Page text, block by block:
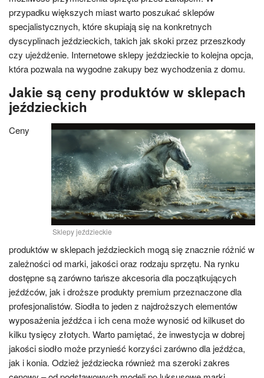
przypadku większych miast warto poszukać sklepów
specjalistycznych, które skupiają się na konkretnych
dyscyplinach jeździeckich, takich jak skoki przez przeszkody
czy ujeżdżenie. Internetowe sklepy jeździeckie to kolejna opcja,
która pozwala na wygodne zakupy bez wychodzenia z domu.
Jakie są ceny produktów w sklepach
jeździeckich
Sklepy jeździeckie
Ceny
produktów w sklepach jeździeckich mogą się znacznie różnić w
zależności od marki, jakości oraz rodzaju sprzętu. Na rynku
dostępne są zarówno tańsze akcesoria dla początkujących
jeźdźców, jak i droższe produkty premium przeznaczone dla
profesjonalistów. Siodła to jeden z najdroższych elementów
wyposażenia jeźdźca i ich cena może wynosić od kilkuset do
kilku tysięcy złotych. Warto pamiętać, że inwestycja w dobrej
jakości siodło może przynieść korzyści zarówno dla jeźdźca,
jak i konia. Odzież jeździecka również ma szeroki zakres